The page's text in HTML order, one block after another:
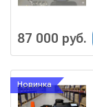
87 000 руб.
Новинка